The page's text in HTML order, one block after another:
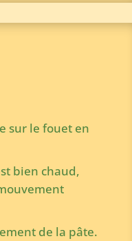
sur le fouet en
bien chaud,
de la pâte.